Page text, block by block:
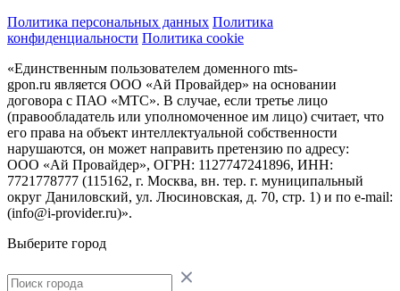
Политика персональных данных Политика
конфиденциальности Политика cookie
«Единственным пользователем доменного mts-
gpon.ru является ООО «Ай Провайдер» на основании
договора с ПАО «МТС». В случае, если третье лицо
(правообладатель или уполномоченное им лицо) считает, что
его права на объект интеллектуальной собственности
нарушаются, он может направить претензию по адресу:
ООО «Ай Провайдер», ОГРН: 1127747241896, ИНН:
7721778777 (115162, г. Москва, вн. тер. г. муниципальный
округ Даниловский, ул. Люсиновская, д. 70, стр. 1) и по e-mail:
(info@i-provider.ru)».
Выберите город